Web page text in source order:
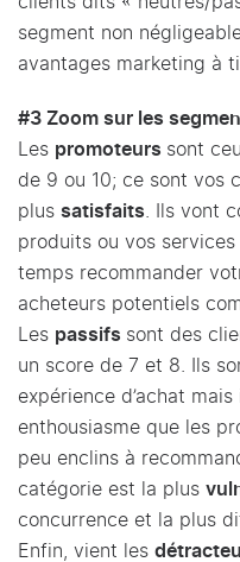
segment non
avantages marketing à
#3 Zoom sur les
Les promoteurs sont
de 9 ou 10; ce sont vos
plus satisfaits . Ils vont
produits ou vos
temps recommander
acheteurs potentiels
Les passifs sont des
un score de 7 et 8. Ils
expérience d’achat
enthousiasme que les
peu enclins à
catégorie est la plus
concurrence et la plus
Enfin, vient les